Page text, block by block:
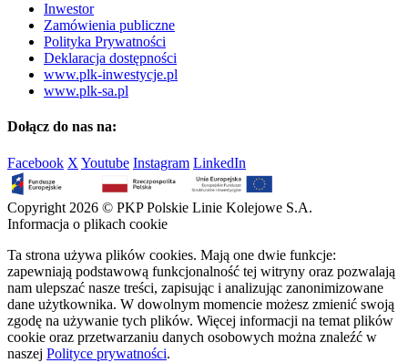
Inwestor
Zamówienia publiczne
Polityka Prywatności
Deklaracja dostępności
www.plk-inwestycje.pl
www.plk-sa.pl
Dołącz do nas na:
Facebook X Youtube Instagram LinkedIn
Copyright 2026 © PKP Polskie Linie Kolejowe S.A.
Informacja o plikach cookie
Ta strona używa plików cookies. Mają one dwie funkcje:
zapewniają podstawową funkcjonalność tej witryny oraz pozwalają
nam ulepszać nasze treści, zapisując i analizując zanonimizowane
dane użytkownika. W dowolnym momencie możesz zmienić swoją
zgodę na używanie tych plików. Więcej informacji na temat plików
cookie oraz przetwarzaniu danych osobowych można znaleźć w
naszej Polityce prywatności.